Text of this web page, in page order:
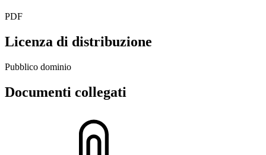
PDF
Licenza di distribuzione
Pubblico dominio
Documenti collegati